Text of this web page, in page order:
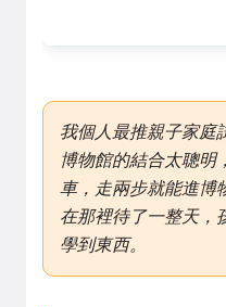
我個人最推親子家庭
博物館的結合太聰明
車，走兩步就能進博
在那裡待了一整天，
學到東西。